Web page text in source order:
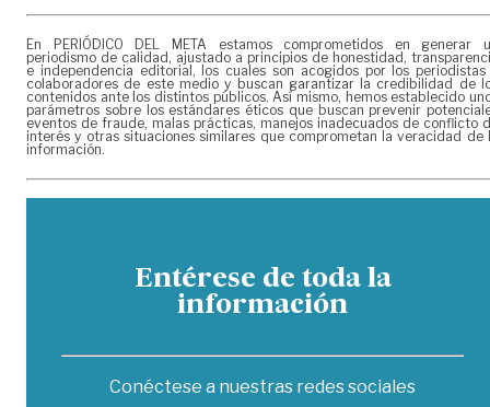
En PERIÓDICO DEL META estamos comprometidos en generar
periodismo de calidad, ajustado a principios de honestidad,
e independencia editorial, los cuales son acogidos por los periodistas
colaboradores de este medio y buscan garantizar la credibilidad de
contenidos ante los distintos públicos. Así mismo, hemos establecido
parámetros sobre los estándares éticos que buscan prevenir
eventos de fraude, malas prácticas, manejos inadecuados de conflicto
interés y otras situaciones similares que comprometan la veracidad de
información.
Entérese de toda la
información
Conéctese a nuestras redes sociales